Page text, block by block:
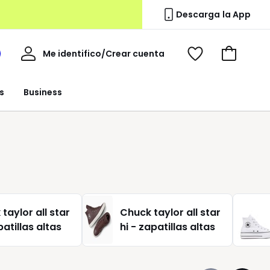
Descarga la App
Business
Me identifico/Crear cuenta
Mi
Ver
Ir
taylor all star
altas
Chuck taylor all star
hi - zapatillas altas